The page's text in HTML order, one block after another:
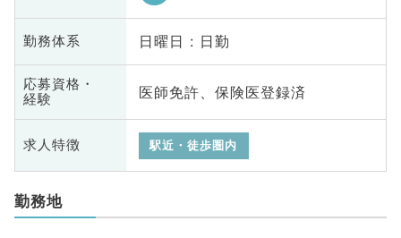
勤務体系 日曜日 : 日勤
応募資格・
経験
医師免許、保険医登録済
求人特徴 駅近・徒歩圏内
勤務地